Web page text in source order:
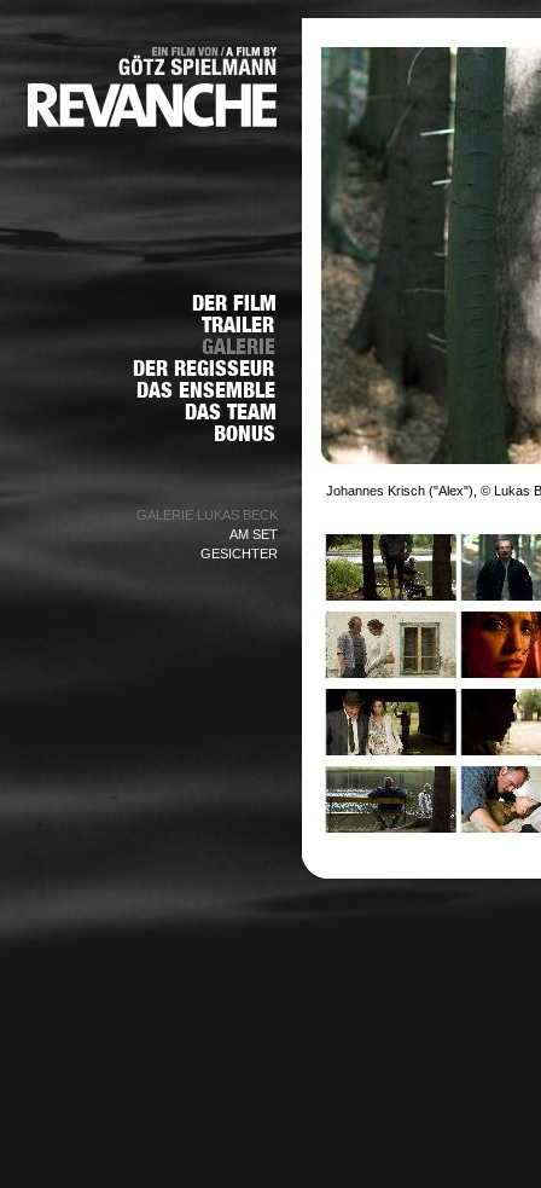
GALERIE LUKAS BECK
AM SET
GESICHTER
Johannes Krisch ("Alex"), © Lukas